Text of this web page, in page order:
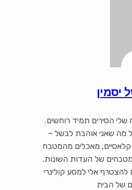
שלי הסירים תמיד רוחשים.
מה שאני אוהבת לבשל –
קלאסיים, מאכלים מהמטבח
של העדות השונות.
להצטרף אלי למסע קולינרי
של הבית